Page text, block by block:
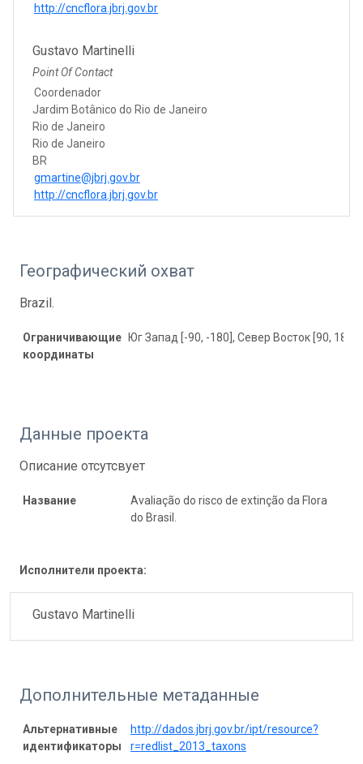
http://cncflora.jbrj.gov.br
Gustavo Martinelli
Point Of Contact
Coordenador
Jardim Botânico do Rio de Janeiro
Rio de Janeiro
Rio de Janeiro
BR
gmartine@jbrj.gov.br
http://cncflora.jbrj.gov.br
Географический охват
Brazil.
Ограничивающие
координаты
Юг Запад [-90, -180], Север Восток [90, 180]
Данные проекта
Описание отсутсвует
Название
Avaliação do risco de extinção da Flora
do Brasil.
Исполнители проекта:
Gustavo Martinelli
Дополнительные метаданные
Альтернативные
идентификаторы
http://dados.jbrj.gov.br/ipt/resource?
r=redlist_2013_taxons